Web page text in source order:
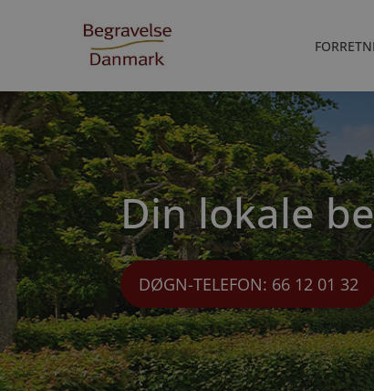
Din lokale
DØGN-TELEFON: 66 12 01 32